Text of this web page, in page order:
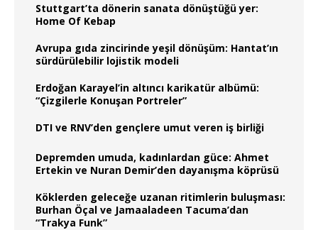
Stuttgart’ta dönerin sanata dönüştüğü yer:
Home Of Kebap
Avrupa gıda zincirinde yeşil dönüşüm: Hantat’ın
sürdürülebilir lojistik modeli
Erdoğan Karayel’in altıncı karikatür albümü:
“Çizgilerle Konuşan Portreler”
DTI ve RNV’den gençlere umut veren iş birliği
Depremden umuda, kadınlardan güce: Ahmet
Ertekin ve Nuran Demir’den dayanışma köprüsü
Köklerden geleceğe uzanan ritimlerin buluşması:
Burhan Öçal ve Jamaaladeen Tacuma’dan
“Trakya Funk”